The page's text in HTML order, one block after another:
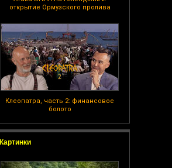
открытие Ормузского пролива
Клеопатра, часть 2: финансовое
болото
Картинки